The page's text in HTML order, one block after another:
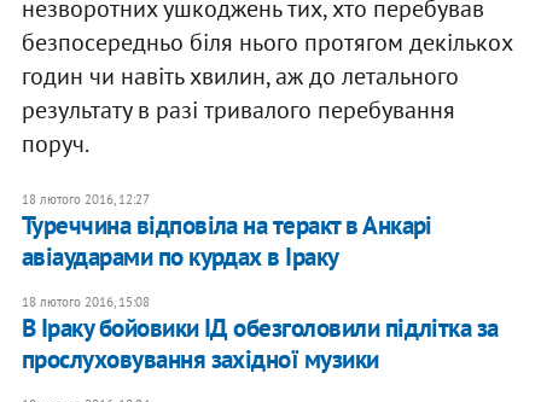
незворотних ушкоджень тих, хто перебував
безпосередньо біля нього протягом декількох
годин чи навіть хвилин, аж до летального
результату в разі тривалого перебування
поруч.
18 лютого 2016, 12:27
Туреччина відповіла на теракт в Анкарі
авіаударами по курдах в Іраку
18 лютого 2016, 15:08
В Іраку бойовики ІД обезголовили підлітка за
прослуховування західної музики